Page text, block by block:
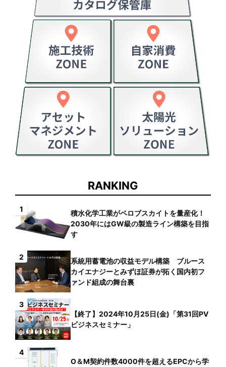
RANKING
1
積水化学工業がペロブスカイトを量産化！
2030年にはGW級の製造ライン構築を目指
す
2
系統用蓄電池の収益モデル構築 ブルース
カイエナジーとみずほ証券が拓く国内初フ
ァンド組成の舞台裏
3
【終了】2024年10月25日(金)「第31回PV
ビジネスセミナー」
4
O＆M契約件数4000件を超えるEPCから学